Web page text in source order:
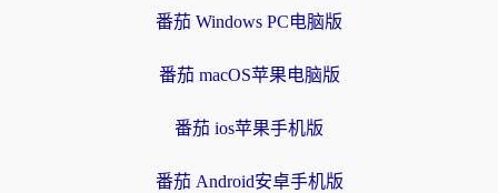
番茄 Windows PC电脑版
番茄 macOS苹果电脑版
番茄 ios苹果手机版
番茄 Android安卓手机版